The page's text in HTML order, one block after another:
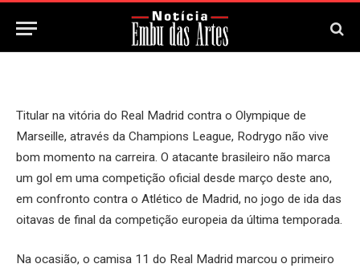
17 de Setembro, 2025 Updated: 17 de Setembro, 2025
Titular na vitória do Real Madrid contra o Olympique de
Marseille, através da Champions League, Rodrygo não vive
bom momento na carreira. O atacante brasileiro não marca
um gol em uma competição oficial desde março deste ano,
em confronto contra o Atlético de Madrid, no jogo de ida das
oitavas de final da competição europeia da última temporada.
Na ocasião, o camisa 11 do Real Madrid marcou o primeiro